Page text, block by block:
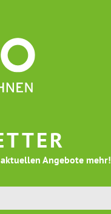
Angebote mehr!